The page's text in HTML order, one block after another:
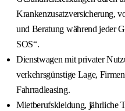
Krankenzusatzversicherung,
und Beratung während jeder
SOS“.
Dienstwagen mit privater
verkehrsgünstige Lage,
Fahrradleasing.
Mietberufskleidung, jährliche